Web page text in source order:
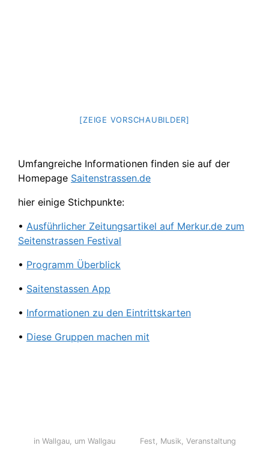
[ZEIGE VORSCHAUBILDER]
Umfangreiche Informationen finden sie auf der
Homepage Saitenstrassen.de
hier einige Stichpunkte:
• Ausführlicher Zeitungsartikel auf Merkur.de zum
Seitenstrassen Festival
• Programm Überblick
• Saitenstassen App
• Informationen zu den Eintrittskarten
• Diese Gruppen machen mit
in Wallgau, um Wallgau Fest, Musik,Veranstaltung